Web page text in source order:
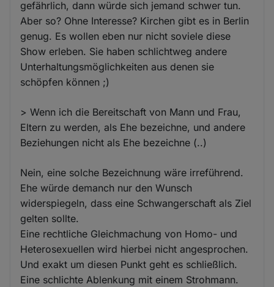
gefährlich, dann würde sich jemand schwer tun.
Aber so? Ohne Interesse? Kirchen gibt es in Berlin
genug. Es wollen eben nur nicht soviele diese
Show erleben. Sie haben schlichtweg andere
Unterhaltungsmöglichkeiten aus denen sie
schöpfen können ;)
> Wenn ich die Bereitschaft von Mann und Frau,
Eltern zu werden, als Ehe bezeichne, und andere
Beziehungen nicht als Ehe bezeichne (..)
Nein, eine solche Bezeichnung wäre irreführend.
Ehe würde demanch nur den Wunsch
widerspiegeln, dass eine Schwangerschaft als Ziel
gelten sollte.
Eine rechtliche Gleichmachung von Homo- und
Heterosexuellen wird hierbei nicht angesprochen.
Und exakt um diesen Punkt geht es schließlich.
Eine schlichte Ablenkung mit einem Strohmann.